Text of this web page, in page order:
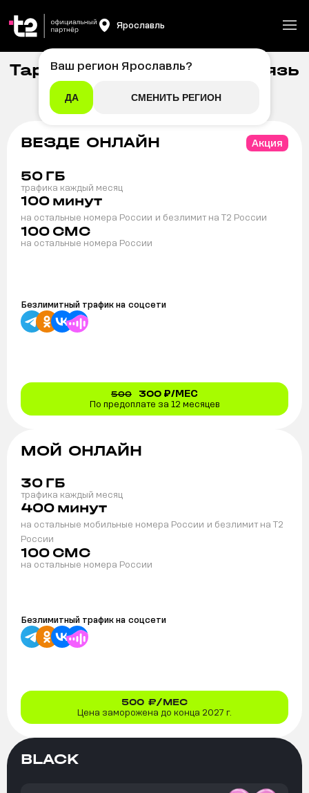
Ярославль
Главная Мобильная связь
Тарифы на мобильную связь
t2 в Ярославле
ВЕЗДЕ ОНЛАЙН Акция
50 ГБ
трафика каждый месяц
100 минут
на остальные номера России и безлимит на T2 России
100 СМС
на остальные номера России
Безлимитный трафик на соцсети
500 300 ₽/МЕС
По предоплате за 12 месяцев
МОЙ ОНЛАЙН
30 ГБ
трафика каждый месяц
400 минут
на остальные мобильные номера России и безлимит на T2
России
100 СМС
на остальные номера России
Безлимитный трафик на соцсети
500 ₽/МЕС
Цена заморожена до конца 2027 г.
BLACK
Ваш регион Ярославль?
ДА СМЕНИТЬ РЕГИОН